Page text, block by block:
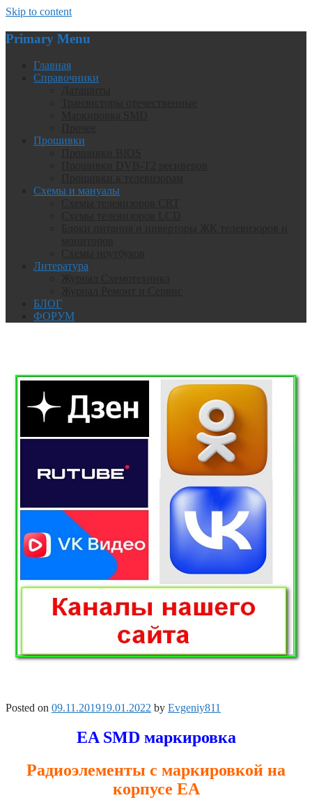
Skip to content
Primary Menu
Главная
Справочники
Прошивки
Схемы и мануалы
Литература
БЛОГ
ФОРУМ
Posted on 09.11.201919.01.2022 by Evgeniy811
EA SMD маркировка
Радиоэлементы с маркировкой на
корпусе EA